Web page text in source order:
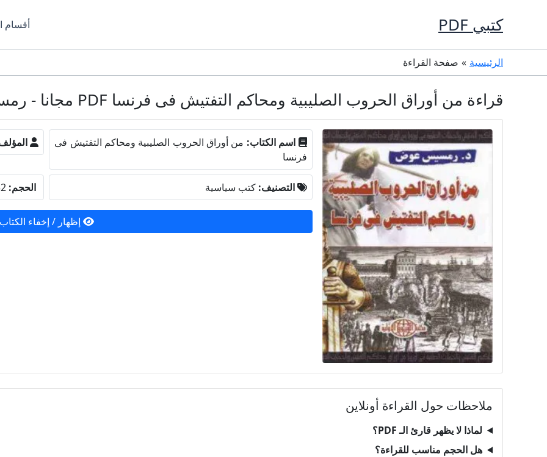
كتبي PDF أقسام
الرئيسية صفحة القراءة
قراءة من أوراق الحروب الصليبية ومحاكم التفتيش فى فرنسا PDF مجانا - رمسيس عوض
اسم الكتاب: من أوراق الحروب الصليبية ومحاكم التفتيش فى
فرنسا
التصنيف: كتب سياسية الحجم:
إظهار / إخفاء
ملاحظات حول القراءة أونلاين
لماذا لا يظهر قارئ الـ PDF؟
هل الحجم مناسب للقراءة؟